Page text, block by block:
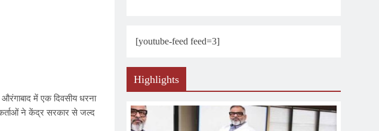
में एक दिवसीय धरना
ने केंद्र सरकार से जल्द
[youtube-feed feed=3]
Highlights